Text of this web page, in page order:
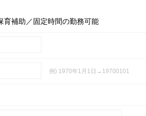
育補助／固定時間の勤務可能
例) 1970年1月1日→19700101